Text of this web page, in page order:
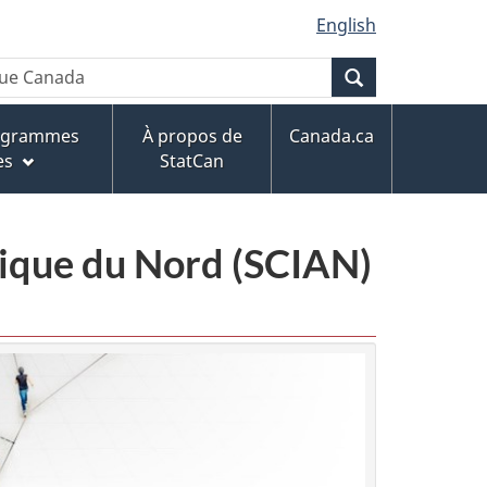
English
À propos de
StatCan
Canada.ca
du Nord (SCIAN)